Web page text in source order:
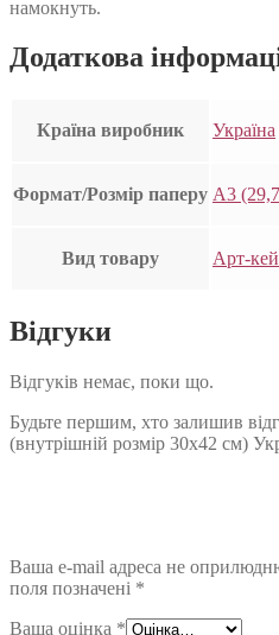
намокнуть.
Додаткова
Країна виробник Україна
Формат/Розмір паперу А3
Вид товару Арт-
Відгуки
Відгуків немає, поки що.
Будьте першим, хто залишив
(внутрішній розмір 30х42 см)
Ваша e-mail адреса не
поля позначені *
Ваша оцінка *